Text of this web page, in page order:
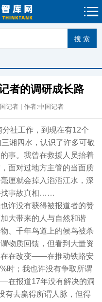
者的调研成长路
记者 | 作者:中国记者
社工作，到现在有12个
湘四水，认识了许多可敬
事。我曾在救援人员抬着
面对过地方主管的当面质
厘就会掉入滔滔江水，深
找事故真相……
许没有获得被报道者的赞
大带来的人与自然和谐
、千年鸟道上的候鸟被杀
物质回馈，但看到大量资
在在改变——在推动铁路安
时；我也许没有争取所谓
在报道17年没有解决的洞
有去赢得所谓人脉，但得